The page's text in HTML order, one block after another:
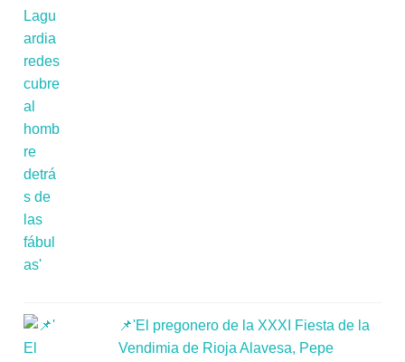
📌'El pregonero de la XXXI Fiesta de la
Vendimia de Rioja Alavesa, Pepe